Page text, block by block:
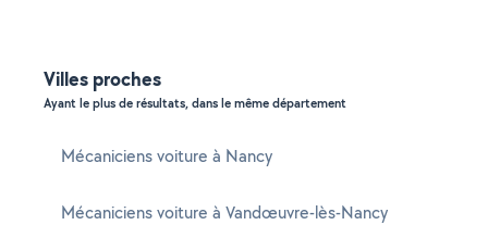
Villes proches
Ayant le plus de résultats, dans le même département
Mécaniciens voiture à Nancy
Mécaniciens voiture à Vandœuvre-lès-Nancy